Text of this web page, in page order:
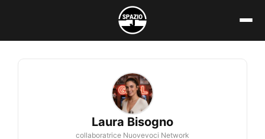
contenuto
Laura Bisogno
collaboratrice Nuovevoci Network